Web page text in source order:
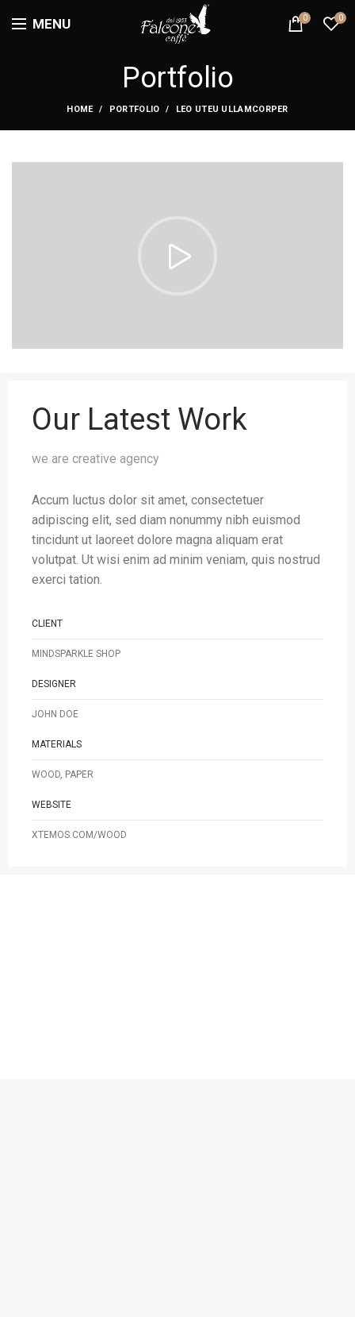
MENU 0 0
Portfolio
HOME PORTFOLIO LEO UTEU ULLAMCORPER
Our Latest Work
we are creative agency
Accum luctus dolor sit amet, consectetuer
adipiscing elit, sed diam nonummy nibh euismod
tincidunt ut laoreet dolore magna aliquam erat
volutpat. Ut wisi enim ad minim veniam, quis nostrud
exerci tation.
CLIENT
MINDSPARKLE SHOP
DESIGNER
JOHN DOE
MATERIALS
WOOD, PAPER
WEBSITE
XTEMOS.COM/WOOD